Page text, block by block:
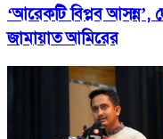
‘আরেকটি বিপ্লব আসন্ন’,
জামায়াত আমিরের